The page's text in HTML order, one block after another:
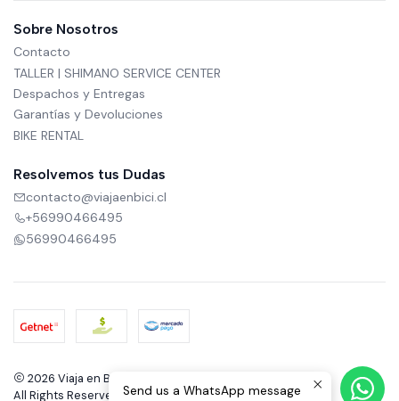
Sobre Nosotros
Contacto
TALLER | SHIMANO SERVICE CENTER
Despachos y Entregas
Garantías y Devoluciones
BIKE RENTAL
Resolvemos tus Dudas
contacto@viajaenbici.cl
+56990466495
56990466495
2026 Viaja en Bici.
All Rights Reserved.Powered by Jumpseller
Send us a WhatsApp message